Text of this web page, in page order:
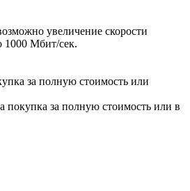
увеличение скорости
1000 Мбит/сек.
за полную стоимость или
за полную стоимость или в